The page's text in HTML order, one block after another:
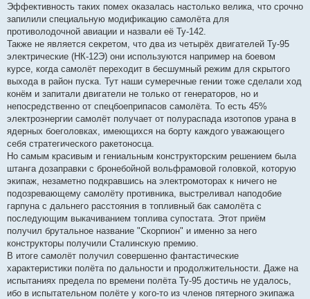
Эффективность таких помех оказалась настолько велика, что срочно
запилили специальную модификацию самолёта для
противолодочной авиации и назвали её Ту-142.
Также не является секретом, что два из четырёх двигателей Ту-95
электрические (НК-12Э) они используются например на боевом
курсе, когда самолёт переходит в бесшумный режим для скрытого
выхода в район пуска. Тут наши сумеречные гении тоже сделали ход
конём и запитали двигатели не только от генераторов, но и
непосредственно от спецбоеприпасов самолёта. То есть 45%
электроэнергии самолёт получает от полураспада изотопов урана в
ядерных боеголовках, имеющихся на борту каждого уважающего
себя стратегического ракетоносца.
Но самым красивым и гениальным конструкторским решением была
штанга дозаправки с бронебойной вольфрамовой головкой, которую
экипаж, незаметно подкравшись на электромоторах к ничего не
подозревающему самолёту противника, выстреливал наподобие
гарпуна с дальнего расстояния в топливный бак самолёта с
последующим выкачиванием топлива супостата. Этот приём
получил брутальное название "Скорпион" и именно за него
конструкторы получили Сталинскую премию.
В итоге самолёт получил совершенно фантастические
характеристики полёта по дальности и продолжительности. Даже на
испытаниях предела по времени полёта Ту-95 достичь не удалось,
ибо в испытательном полёте у кого-то из членов пятерного экипажа